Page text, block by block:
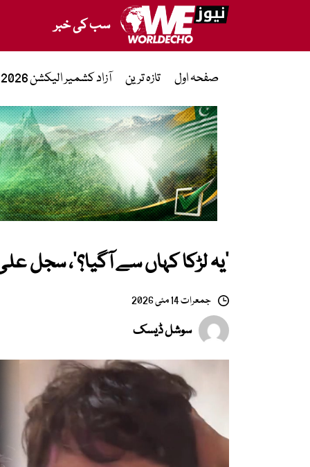
سب کی خبر
صفحہ اول تازہ ترین آزاد کشمیر الیکشن 2026
’یہ لڑکا کہاں سے آگیا؟‘، سجل
جمعرات 14 مئی 2026
سوشل ڈیسک